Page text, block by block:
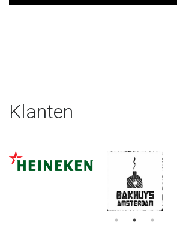
Klanten